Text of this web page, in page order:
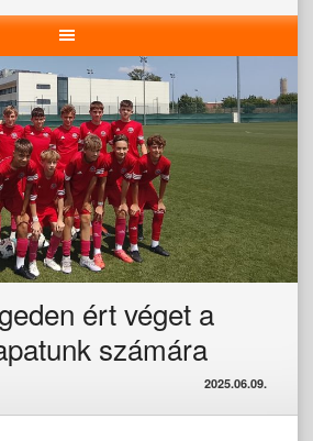
ért véget a
számára
2025.06.09.